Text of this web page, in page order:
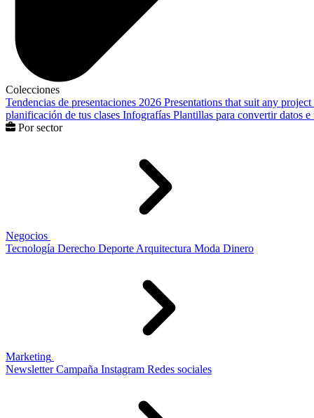
Colecciones
Tendencias de presentaciones 2026 Presentations that suit any project
planificación de tus clases Infografías Plantillas para convertir datos
Por sector
Negocios
Tecnología Derecho Deporte Arquitectura Moda Dinero
Marketing
Newsletter Campaña Instagram Redes sociales